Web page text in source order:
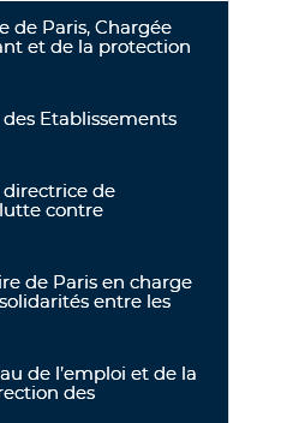
Chargée des droits de l’enfant et de
de Paris, Chargée
et de la protection
parisiens
Etablissements
de l’insertion et de la lutte contre
directrice de
contre
en charge des seniors et des
de Paris en charge
entre les
et de la formation Sous-direction
de l’emploi et de la
des